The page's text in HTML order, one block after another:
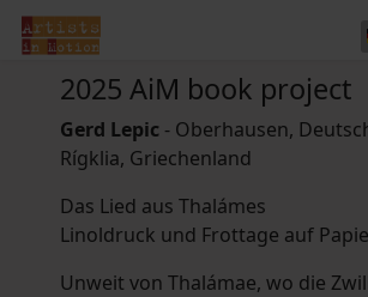
2025 AiM book project
Gerd Lepic - Oberhausen,
Rígklia, Griechenland
Das Lied aus Thalámes
Linoldruck und Frottage auf
Unweit von Thalámae, wo die